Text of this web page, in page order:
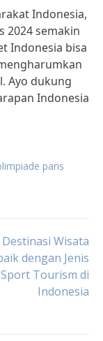
Indonesia,
2024 semakin
Indonesia bisa
Ayo dukung
Indonesia
paris
Wisata
dengan Jenis
Sport Tourism di
Indonesia